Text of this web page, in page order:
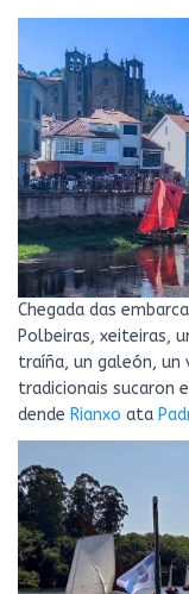
Chegada das
Polbeiras, xeiteiras,
traíña, un galeón,
tradicionais sucaron
dende Rianxo ata